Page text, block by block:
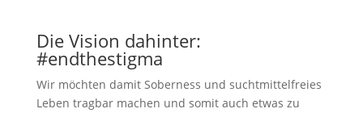
Die Vision dahinter:
#endthestigma
Wir möchten damit Soberness und suchtmittelfreies
Leben tragbar machen und somit auch etwas zu